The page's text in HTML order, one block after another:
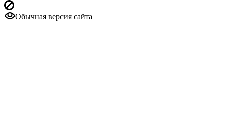
Обычная версия сайта